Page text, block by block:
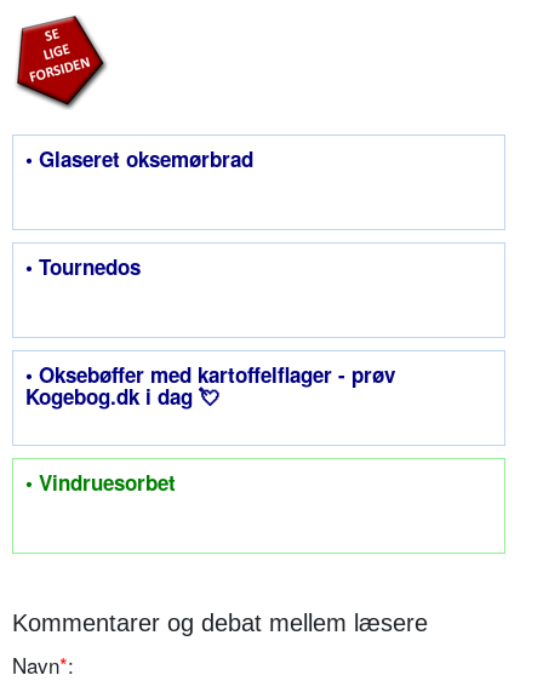
• Glaseret oksemørbrad
• Tournedos
• Oksebøffer med kartoffelflager - prøv
Kogebog.dk i dag 💘
• Vindruesorbet
Kommentarer og debat mellem læsere
Navn*: